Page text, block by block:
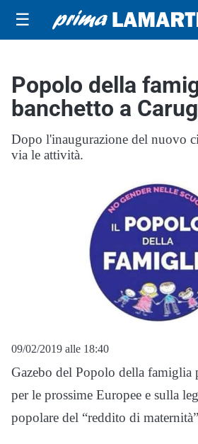
☰
Popolo della
banchetto a
Dopo l'inaugurazione del nuovo
via le attività.
09/02/2019 alle 18:40
Gazebo del Popolo della famiglia
per le prossime Europee e sulla
popolare del “reddito di